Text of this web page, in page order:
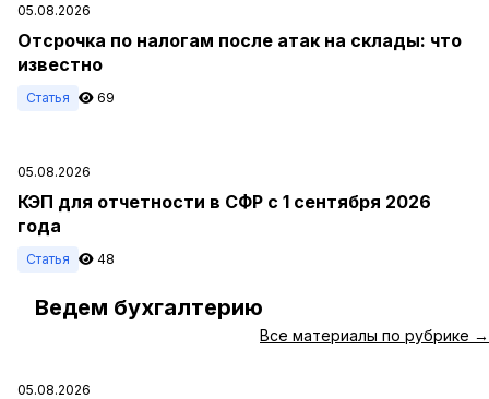
05.08.2026
Отсрочка по налогам после атак на склады: что
известно
Статья 69
05.08.2026
КЭП для отчетности в СФР с 1 сентября 2026
года
Статья 48
Ведем бухгалтерию
Все материалы по рубрике →
05.08.2026